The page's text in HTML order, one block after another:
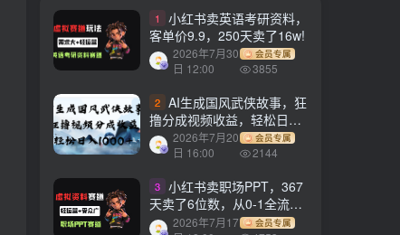
1
小红书卖英语考研资料，
客单价9.9，250天卖了16w!
2026年7月30
日 12:00
会员专属
3855
2 AI生成国风武侠故事，狂
撸分成视频收益，轻松日入
1000+【可多平台分发】！
2026年7月20
日 16:00
会员专属
2144
3 小红书卖职场PPT，367
天卖了6位数，从0-1全流程
讲解2026年7月17
会员专属